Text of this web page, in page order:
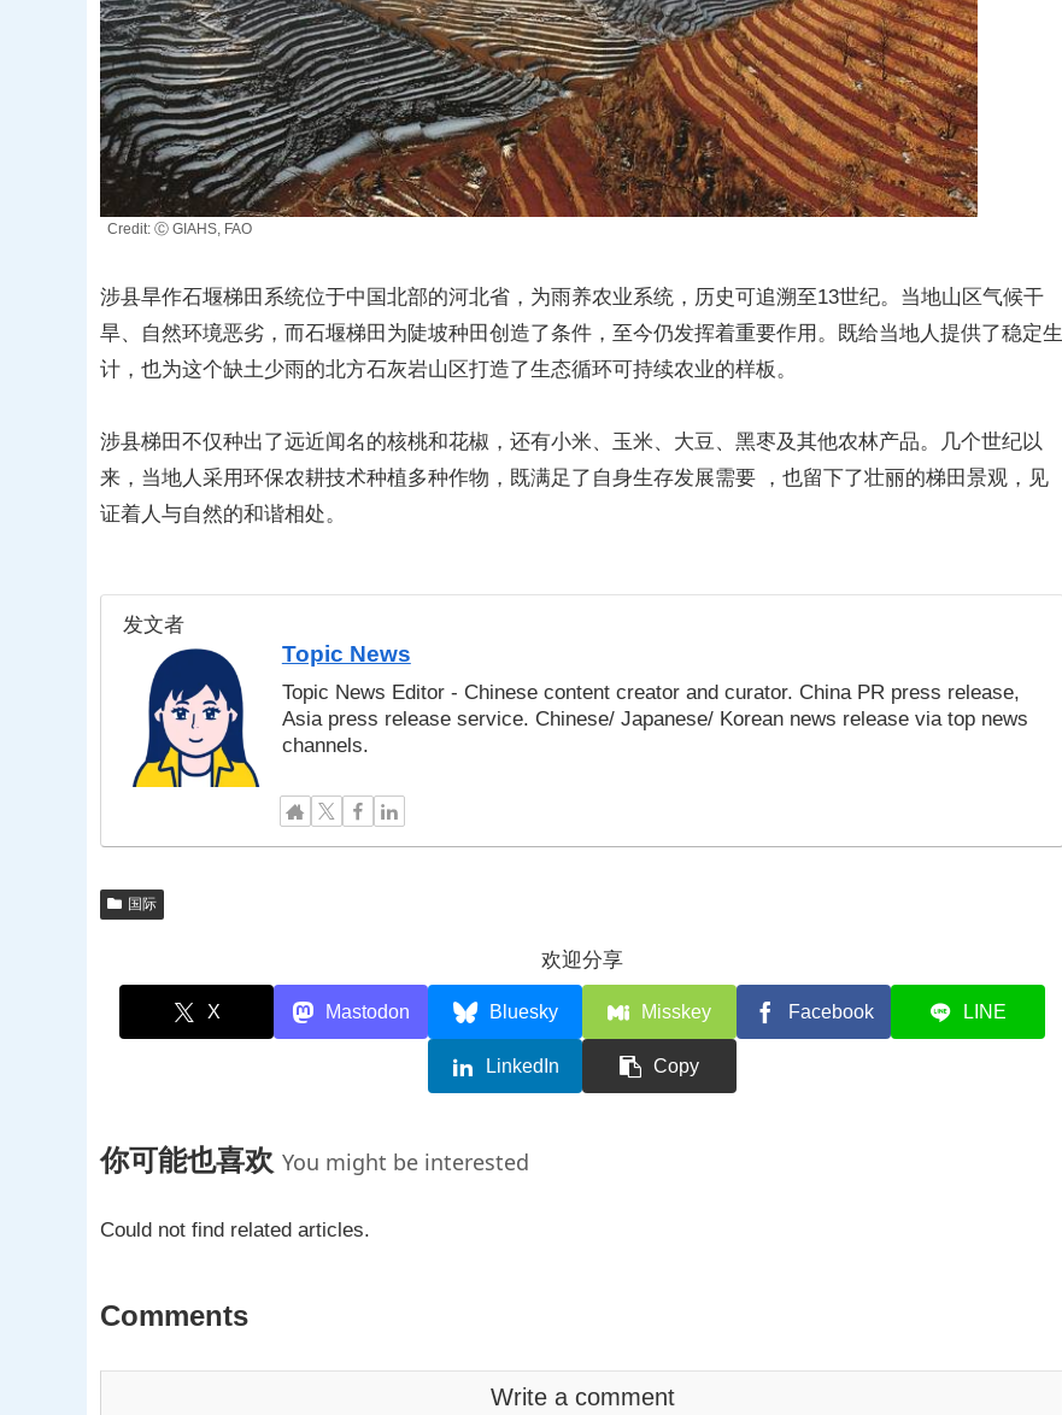
Credit: Ⓒ GIAHS, FAO
涉县旱作石堰梯田系统位于中国北部的河北省，为雨养农业系统，历史可追溯至13世纪。当地山区气候干
旱、自然环境恶劣，而石堰梯田为陡坡种田创造了条件，至今仍发挥着重要作用。既给当地人提供了稳定生
计，也为这个缺土少雨的北方石灰岩山区打造了生态循环可持续农业的样板。
涉县梯田不仅种出了远近闻名的核桃和花椒，还有小米、玉米、大豆、黑枣及其他农林产品。几个世纪以
来，当地人采用环保农耕技术种植多种作物，既满足了自身生存发展需要 ，也留下了壮丽的梯田景观，见
证着人与自然的和谐相处。
发文者
Topic News
Topic News Editor - Chinese content creator and curator. China PR press release,
Asia press release service. Chinese/ Japanese/ Korean news release via top news
channels.
国际
欢迎分享
X Mastodon Bluesky Misskey Facebook LINE
LinkedIn Copy
你可能也喜欢 You might be interested
Could not find related articles.
Comments
Write a comment